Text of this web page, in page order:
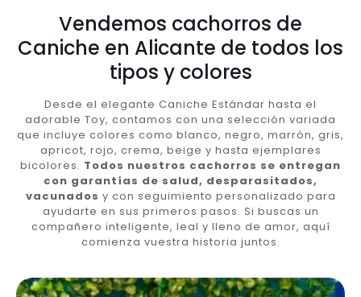
Vendemos cachorros de
Caniche en Alicante de todos los
tipos y colores
Desde el elegante Caniche Estándar hasta el
adorable Toy, contamos con una selección variada
que incluye colores como blanco, negro, marrón, gris,
apricot, rojo, crema, beige y hasta ejemplares
bicolores. Todos nuestros cachorros se entregan
con garantías de salud, desparasitados,
vacunados y con seguimiento personalizado para
ayudarte en sus primeros pasos. Si buscas un
compañero inteligente, leal y lleno de amor, aquí
comienza vuestra historia juntos.